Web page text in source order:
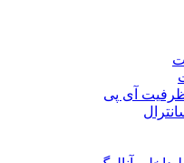
ظرفیت آی پی